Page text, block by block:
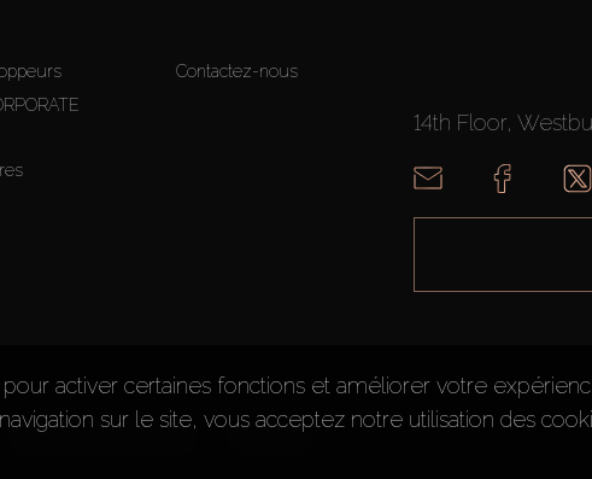
Contactez-nous
14th Floor,
Politique de confidentialité Plan du site
activer certaines fonctions et améliorer votre
sur le site, vous acceptez notre utilisation des